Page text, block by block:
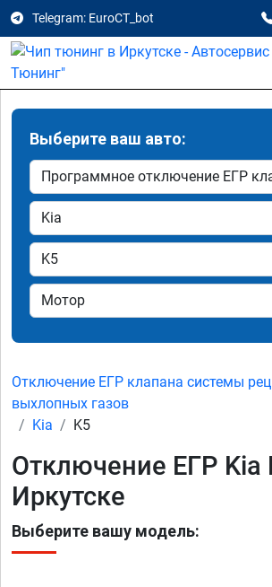
Telegram: EuroCT_bot
Выберите ваш авто:
Отключение ЕГР клапана системы
выхлопных газов
Kia
K5
Отключение ЕГР Kia
Иркутске
Выберите вашу модель: